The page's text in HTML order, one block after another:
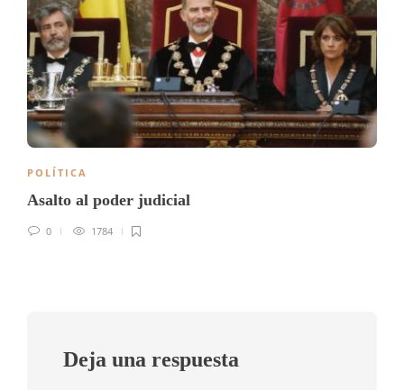
POLÍTICA
Asalto al poder judicial
0 1784
Deja una respuesta